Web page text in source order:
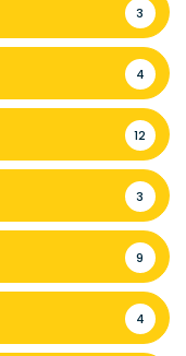
3
4
12
3
9
4